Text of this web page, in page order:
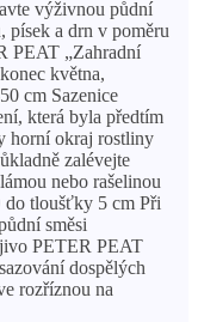
výživnou půdní
písek a drn v poměru
PEAT „Zahradní
května,
cm Sazenice
která byla předtím
horní okraj rostliny
zalévejte
nebo rašelinou
tloušťky 5 cm Při
směsi
PETER PEAT
dospělých
rozříznou na